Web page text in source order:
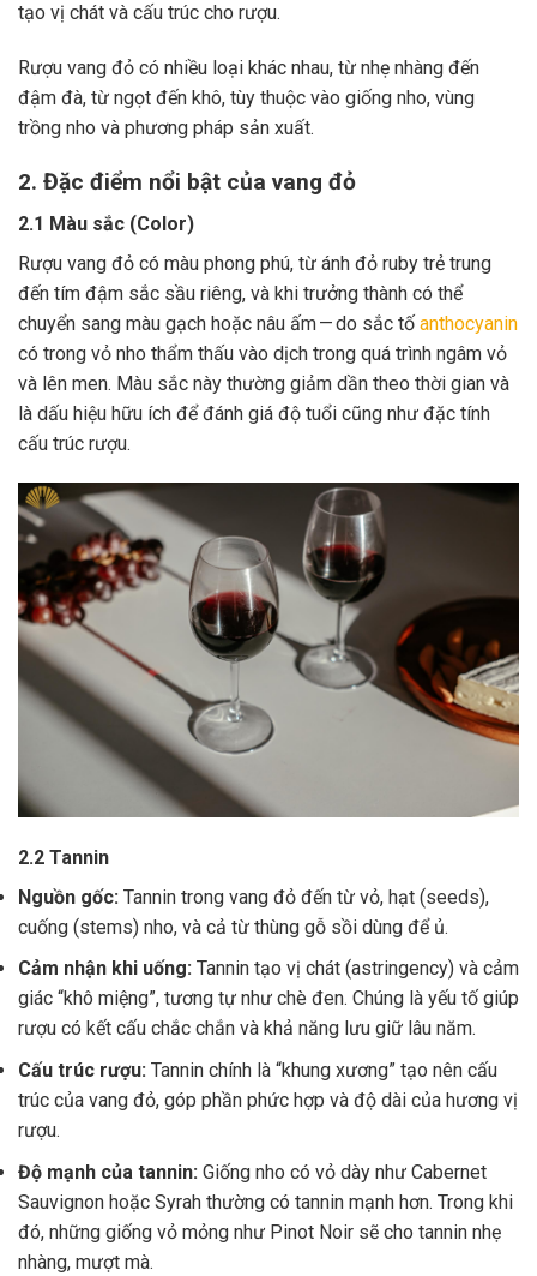
tạo vị chát và cấu trúc cho rượu.
Rượu vang đỏ có nhiều loại khác nhau, từ nhẹ nhàng đến
đậm đà, từ ngọt đến khô, tùy thuộc vào giống nho, vùng
trồng nho và phương pháp sản xuất.
2. Đặc điểm nổi bật của vang đỏ
2.1 Màu sắc (Color)
Rượu vang đỏ có màu phong phú, từ ánh đỏ ruby trẻ trung
đến tím đậm sắc sầu riêng, và khi trưởng thành có thể
chuyển sang màu gạch hoặc nâu ấm — do sắc tố anthocyanin
có trong vỏ nho thẩm thấu vào dịch trong quá trình ngâm vỏ
và lên men. Màu sắc này thường giảm dần theo thời gian và
là dấu hiệu hữu ích để đánh giá độ tuổi cũng như đặc tính
cấu trúc rượu.
2.2 Tannin
Nguồn gốc: Tannin trong vang đỏ đến từ vỏ, hạt (seeds),
cuống (stems) nho, và cả từ thùng gỗ sồi dùng để ủ.
Cảm nhận khi uống: Tannin tạo vị chát (astringency) và cảm
giác “khô miệng”, tương tự như chè đen. Chúng là yếu tố giúp
rượu có kết cấu chắc chắn và khả năng lưu giữ lâu năm.
Cấu trúc rượu: Tannin chính là “khung xương” tạo nên cấu
trúc của vang đỏ, góp phần phức hợp và độ dài của hương vị
rượu.
Độ mạnh của tannin: Giống nho có vỏ dày như Cabernet
Sauvignon hoặc Syrah thường có tannin mạnh hơn. Trong khi
đó, những giống vỏ mỏng như Pinot Noir sẽ cho tannin nhẹ
nhàng, mượt mà.